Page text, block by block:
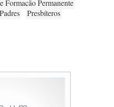
Formação Permanente
Padres Presbíteros